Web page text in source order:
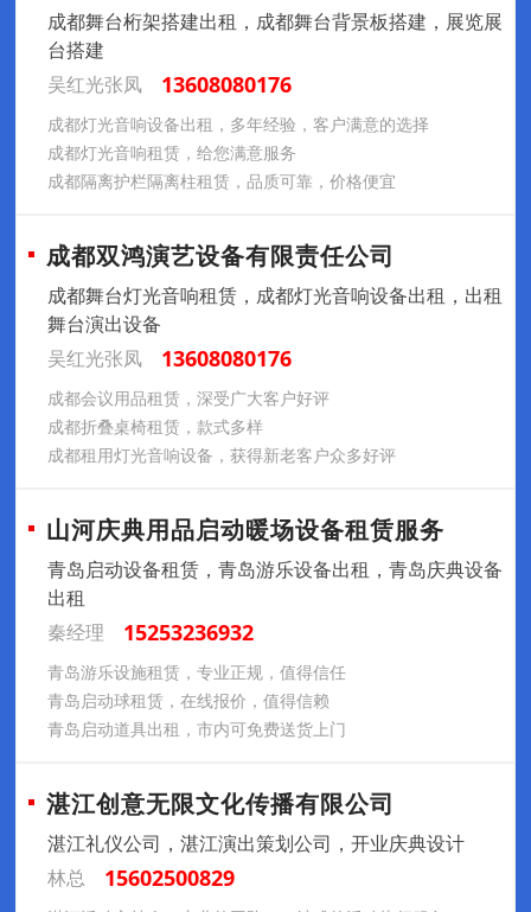
成都舞台桁架搭建出租，成都舞台背景板搭建，展览展
台搭建
吴红光张凤
13608080176
成都灯光音响设备出租，多年经验，客户满意的选择
成都灯光音响租赁，给您满意服务
成都隔离护栏隔离柱租赁，品质可靠，价格便宜
成都双鸿演艺设备有限责任公司
成都舞台灯光音响租赁，成都灯光音响设备出租，出租
舞台演出设备
吴红光张凤
13608080176
成都会议用品租赁，深受广大客户好评
成都折叠桌椅租赁，款式多样
成都租用灯光音响设备，获得新老客户众多好评
山河庆典用品启动暖场设备租赁服务
青岛启动设备租赁，青岛游乐设备出租，青岛庆典设备
出租
秦经理
15253236932
青岛游乐设施租赁，专业正规，值得信任
青岛启动球租赁，在线报价，值得信赖
青岛启动道具出租，市内可免费送货上门
湛江创意无限文化传播有限公司
湛江礼仪公司，湛江演出策划公司，开业庆典设计
林总
15602500829